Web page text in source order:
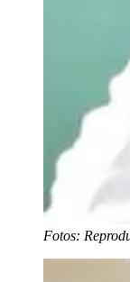
Fotos: